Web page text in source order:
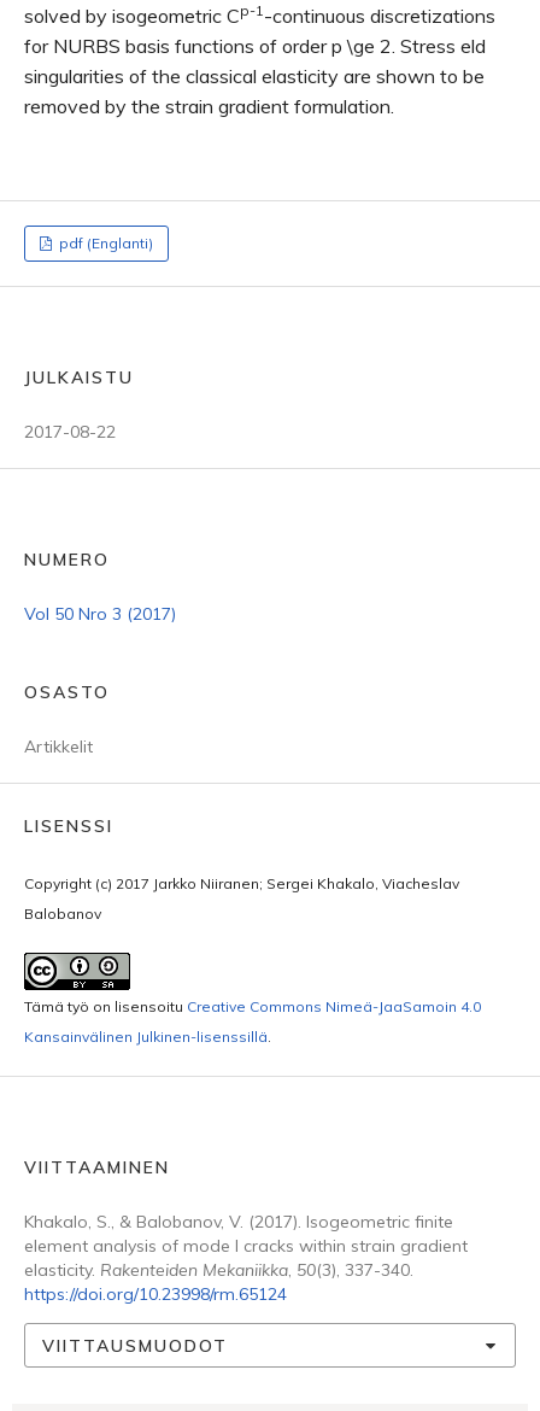
solved by isogeometric Cp-1-continuous discretizations
for NURBS basis functions of order p \ge 2. Stress eld
singularities of the classical elasticity are shown to be
removed by the strain gradient formulation.
pdf (Englanti)
JULKAISTU
2017-08-22
NUMERO
Vol 50 Nro 3 (2017)
OSASTO
Artikkelit
LISENSSI
Copyright (c) 2017 Jarkko Niiranen; Sergei Khakalo, Viacheslav
Balobanov
Tämä työ on lisensoitu Creative Commons Nimeä-JaaSamoin 4.0
Kansainvälinen Julkinen-lisenssillä.
VIITTAAMINEN
Khakalo, S., & Balobanov, V. (2017). Isogeometric finite
element analysis of mode I cracks within strain gradient
elasticity. Rakenteiden Mekaniikka, 50(3), 337-340.
https://doi.org/10.23998/rm.65124
VIITTAUSMUODOT